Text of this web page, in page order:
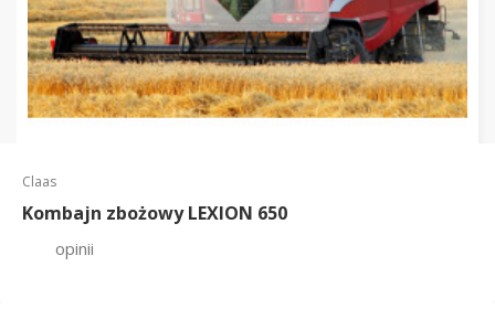
Claas
Kombajn zbożowy LEXION 650
opinii